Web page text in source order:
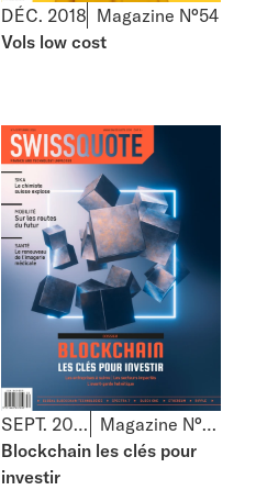
DÉC. 2018 Magazine N°54
Vols low cost
SEPT. 2018
Magazine N°52
Blockchain les clés pour
investir